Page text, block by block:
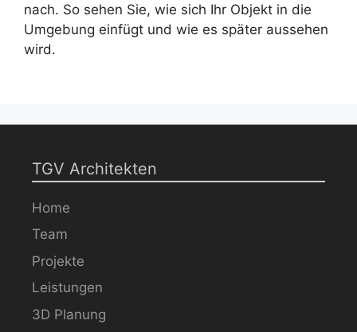
nach. So sehen Sie, wie sich Ihr Objekt in die
Umgebung einfügt und wie es später aussehen
wird.
TGV Architekten
Home
Team
Projekte
Leistungen
3D Planung